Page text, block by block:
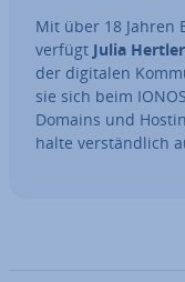
Mit über 18 Jahren
verfügt Julia Hertler
der digitalen
sie sich beim
Domains und
hal­te ver­ständ­lich